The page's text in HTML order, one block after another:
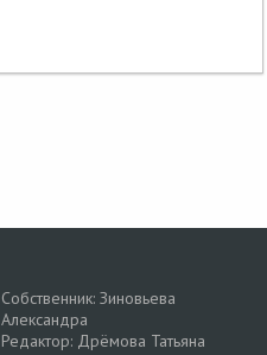
Собственник: Зиновьева
Александра
Редактор: Дрёмова Татьяна